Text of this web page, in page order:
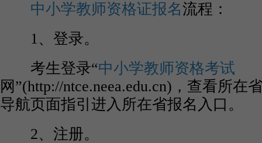
中小学教师资格证报名流程：
1、登录。
考生登录“中小学教师资格考试
网”(http://ntce.neea.edu.cn)，查看所在
导航页面指引进入所在省报名入口。
2、注册。